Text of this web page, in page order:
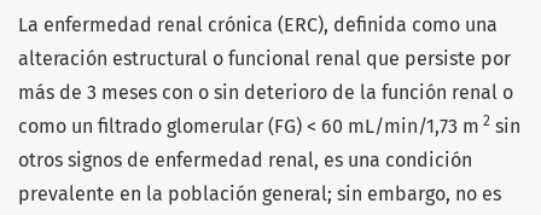
La enfermedad renal crónica (ERC), definida como una
alteración estructural o funcional renal que persiste por
más de 3 meses con o sin deterioro de la función renal o
como un filtrado glomerular (FG) < 60 mL/min/1,73 m 2 sin
otros signos de enfermedad renal, es una condición
prevalente en la población general; sin embargo, no es